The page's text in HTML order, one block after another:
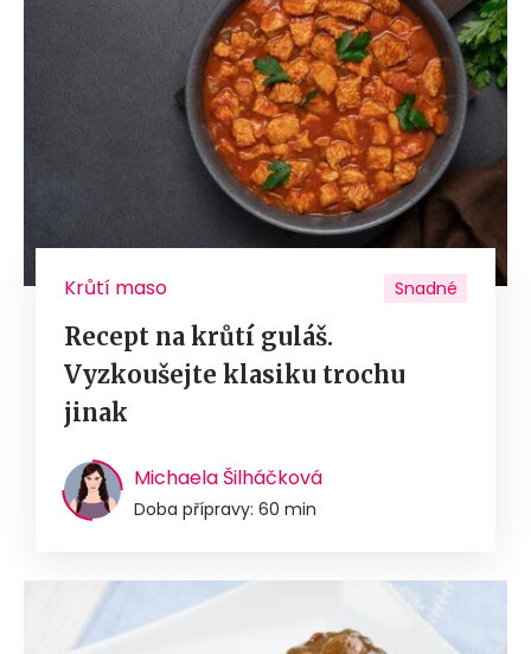
Krůtí maso Snadné
Recept na krůtí guláš.
Vyzkoušejte klasiku trochu
jinak
Michaela Šilháčková
Doba přípravy: 60 min